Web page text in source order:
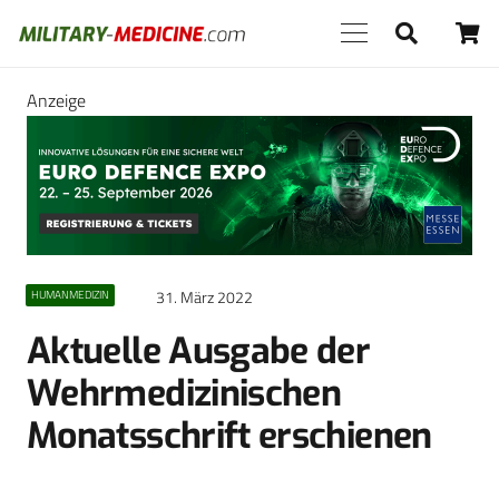
Anzeige
HUMANMEDIZIN 31. März 2022
Aktuelle Ausgabe der
Wehrmedizinischen
Monatsschrift erschienen